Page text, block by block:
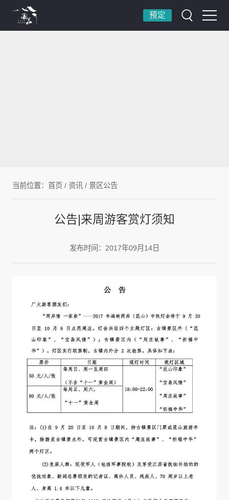
预定
当前位置： 首页 / 资讯 / 景区公告
公告|来周游客赏灯须知
发布时间：2017年09月14日